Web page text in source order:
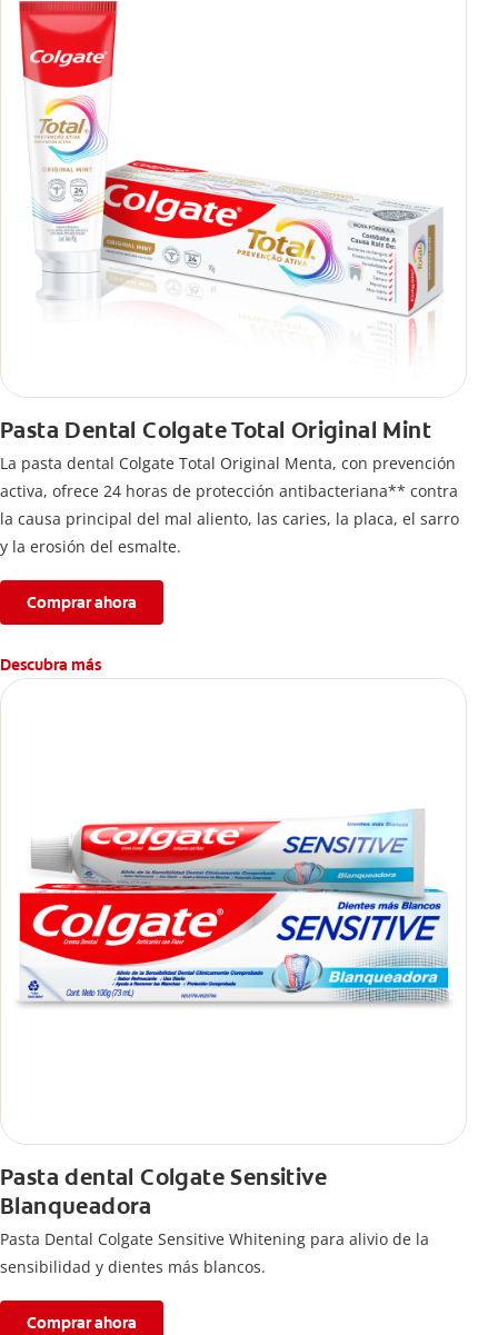
Pasta Dental Colgate Total Original Mint
La pasta dental Colgate Total Original Menta, con prevención
activa, ofrece 24 horas de protección antibacteriana** contra
la causa principal del mal aliento, las caries, la placa, el sarro
y la erosión del esmalte.
Comprar ahora
Descubra más
Pasta dental Colgate Sensitive
Blanqueadora
Pasta Dental Colgate Sensitive Whitening para alivio de la
sensibilidad y dientes más blancos.
Comprar ahora